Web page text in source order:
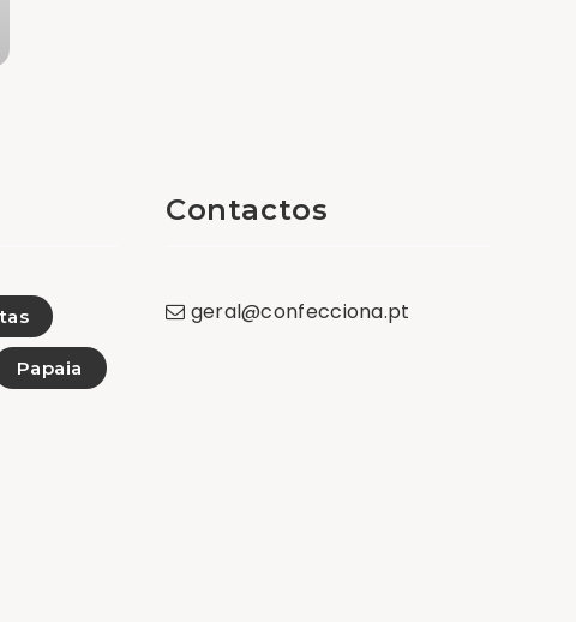
Papaia
Contactos
geral@confecciona.pt